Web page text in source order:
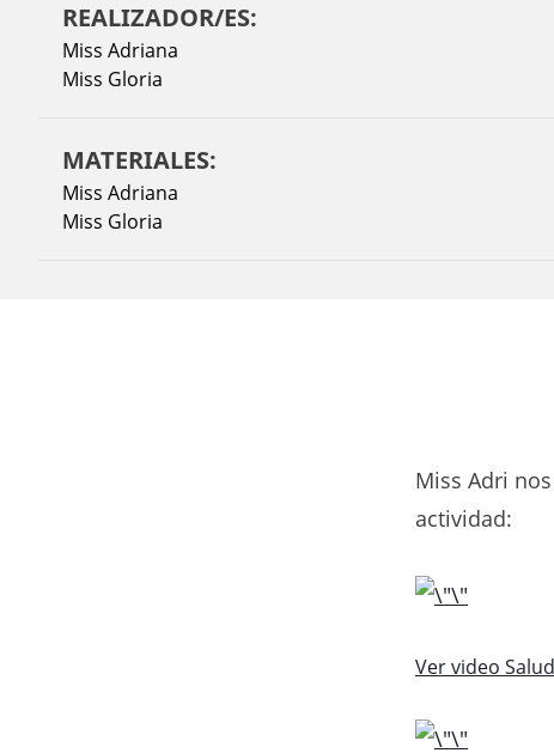
REALIZADOR/ES:
Miss Adriana
Miss Gloria
MATERIALES:
Miss Adriana
Miss Gloria
Miss Adri
actividad:
Ver video